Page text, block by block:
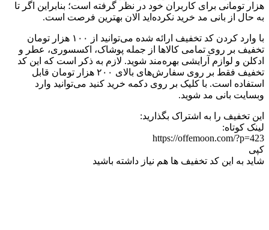
هزار تومانی برای کاربران خود در نظر گرفته است؛ بنابراین اگر تا
به حال از بانی مد خرید نکرده‌اید الان بهترین فرصت است.
با وارد کردن کد تخفیف ارائه شده می‌توانید از ۱۰۰ هزار تومان
تخفیف بر روی تمامی کالاها از جمله پوشاک، اکسسوری، عطر و
ادکلن و لوازم آرایشی بهره‌مند شوید. لازم به ذکر است که این کد
تخفیف فقط بر روی سفارش‌های بالای ۲۰۰ هزار تومان قابل
استفاده است. با کلیک بر روی دکمه خرید کنید می‌توانید وارد
وبسایت بانی مد شوید.
این تخفیف را به اشتراک بگذارید:
لینک کوتاه:
https://offemoon.com/?p=423
کپی
شاید به این کد تخفیف ها هم نیاز داشته باشید